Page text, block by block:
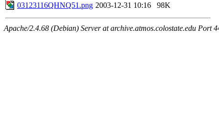
03123116QHNQ51.png 2003-12-31 10:16 98K
Apache/2.4.68 (Debian) Server at archive.atmos.colostate.edu Port